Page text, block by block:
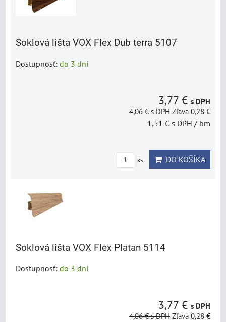
Soklová lišta VOX Flex Dub terra 5107
Dostupnosť: do 3 dní
3,77 € s DPH
4,06 €s DPH Zľava 0,28 €
1,51 € s DPH / bm
ks DO KOŠÍKA
Soklová lišta VOX Flex Platan 5114
Dostupnosť: do 3 dní
3,77 € s DPH
4,06 €s DPH Zľava 0,28 €